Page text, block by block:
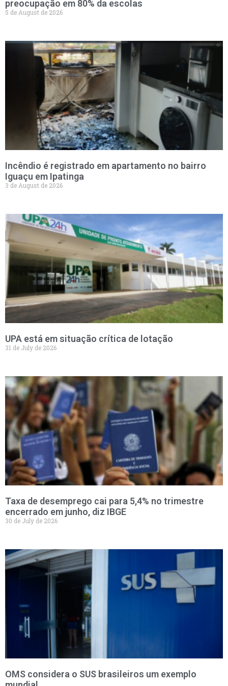
preocupação em 80% da escolas
5 de August de 2026
Incêndio é registrado em apartamento no bairro
Iguaçu em Ipatinga
3 de August de 2026
UPA está em situação crítica de lotação
31 de July de 2026
Taxa de desemprego cai para 5,4% no trimestre
encerrado em junho, diz IBGE
30 de July de 2026
OMS considera o SUS brasileiros um exemplo